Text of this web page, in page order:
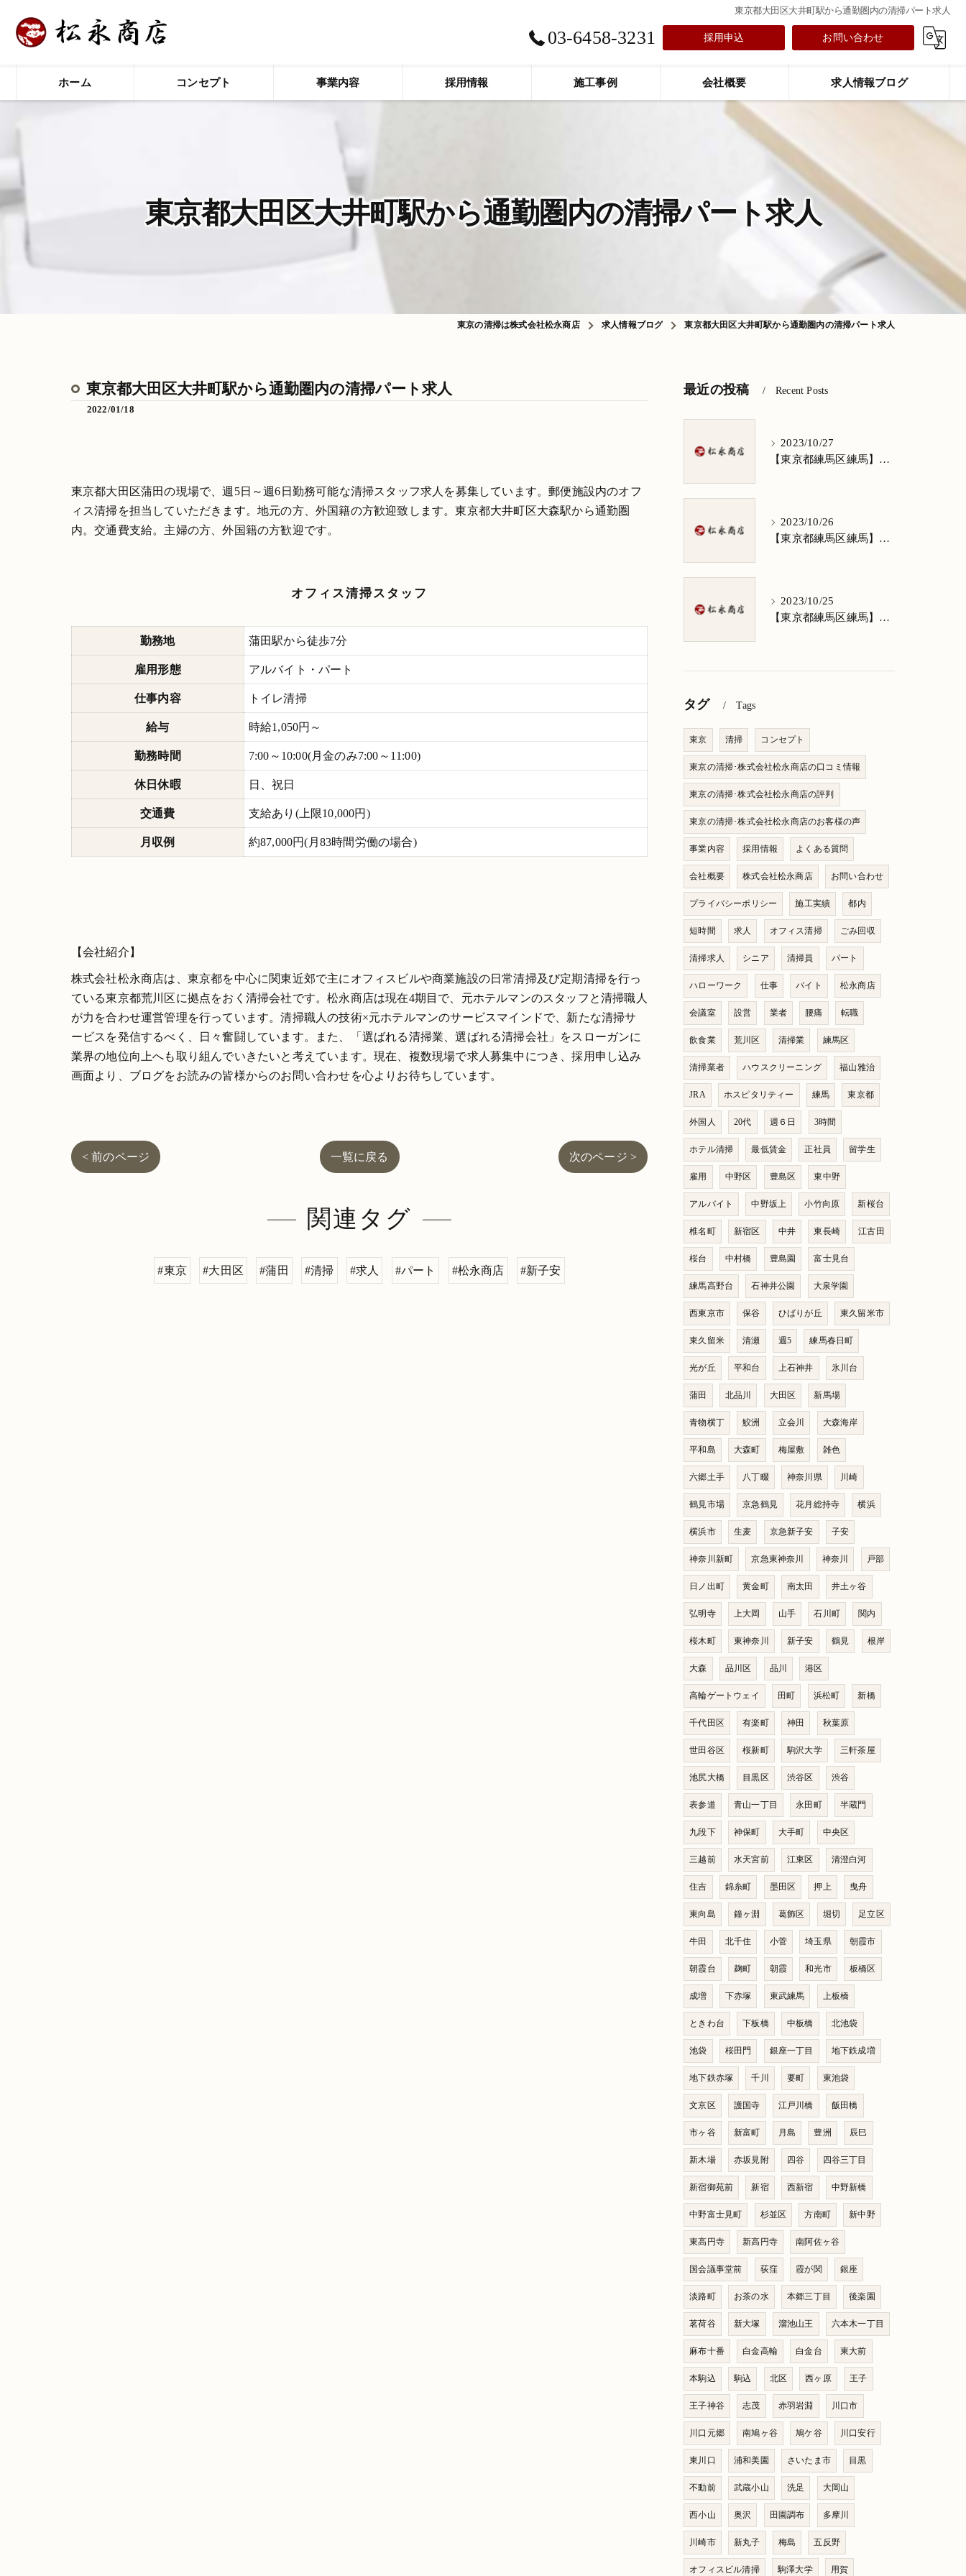
東京都大田区大井町駅から通勤圏内の清掃パート求人
03-6458-3231 採用申込 お問い合わせ
ホーム コンセプト 事業内容 採用情報 施工事例 会社概要 求人情報ブログ
東京都大田区大井町駅から通勤圏内の清掃パート求人
東京の清掃は株式会社松永商店 求人情報ブログ 東京都大田区大井町駅から通勤圏内の清掃パート求人
東京都大田区大井町駅から通勤圏内の清掃パート求人
2022/01/18
東京都大田区蒲田の現場で、週5日～週6日勤務可能な清掃スタッフ求人を募集しています。郵便施設内のオフ
ィス清掃を担当していただきます。地元の方、外国籍の方歓迎致します。東京都大井町区大森駅から通勤圏
内。交通費支給。主婦の方、外国籍の方歓迎です。
オフィス清掃スタッフ
勤務地 蒲田駅から徒歩7分
雇用形態 アルバイト・パート
仕事内容 トイレ清掃
給与 時給1,050円～
勤務時間 7:00～10:00(月金のみ7:00～11:00)
休日休暇 日、祝日
交通費 支給あり(上限10,000円)
月収例 約87,000円(月83時間労働の場合)
【会社紹介】
株式会社松永商店は、東京都を中心に関東近郊で主にオフィスビルや商業施設の日常清掃及び定期清掃を行っ
ている東京都荒川区に拠点をおく清掃会社です。松永商店は現在4期目で、元ホテルマンのスタッフと清掃職人
が力を合わせ運営管理を行っています。清掃職人の技術×元ホテルマンのサービスマインドで、新たな清掃サ
ービスを発信するべく、日々奮闘しています。また、「選ばれる清掃業、選ばれる清掃会社」をスローガンに
業界の地位向上へも取り組んでいきたいと考えています。現在、複数現場で求人募集中につき、採用申し込み
画面より、ブログをお読みの皆様からのお問い合わせを心よりお待ちしています。
< 前のページ 一覧に戻る 次のページ >
関連タグ
#東京 #大田区 #蒲田 #清掃 #求人 #パート #松永商店 #新子安
最近の投稿 Recent Posts
2023/10/27
【東京都練馬区練馬】清掃求人★1日3h/週5日/祝日お休み★谷原在住の方歓迎
2023/10/26
【東京都練馬区練馬】清掃求人★1日3h/週5日/祝日お休み★南田中在住の方歓迎
2023/10/25
【東京都練馬区練馬】清掃求人★1日3h/週5日/祝日お休み★南大泉在住の方歓迎
タグ Tags
東京 清掃 コンセプト
東京の清掃･株式会社松永商店の口コミ情報
東京の清掃･株式会社松永商店の評判
東京の清掃･株式会社松永商店のお客様の声
事業内容 採用情報 よくある質問
会社概要 株式会社松永商店 お問い合わせ
プライバシーポリシー 施工実績 都内
短時間 求人 オフィス清掃 ごみ回収
清掃求人 シニア 清掃員 パート
ハローワーク 仕事 バイト 松永商店
会議室 設営 業者 腰痛 転職
飲食業 荒川区 清掃業 練馬区
清掃業者 ハウスクリーニング 福山雅治
JRA ホスピタリティー 練馬 東京都
外国人 20代 週６日 3時間
ホテル清掃 最低賃金 正社員 留学生
雇用 中野区 豊島区 東中野
アルバイト 中野坂上 小竹向原 新桜台
椎名町 新宿区 中井 東長崎 江古田
桜台 中村橋 豊島園 富士見台
練馬高野台 石神井公園 大泉学園
西東京市 保谷 ひばりが丘 東久留米市
東久留米 清瀬 週5 練馬春日町
光が丘 平和台 上石神井 氷川台
蒲田 北品川 大田区 新馬場
青物横丁 鮫洲 立会川 大森海岸
平和島 大森町 梅屋敷 雑色
六郷土手 八丁畷 神奈川県 川崎
鶴見市場 京急鶴見 花月総持寺 横浜
横浜市 生麦 京急新子安 子安
神奈川新町 京急東神奈川 神奈川 戸部
日ノ出町 黄金町 南太田 井土ヶ谷
弘明寺 上大岡 山手 石川町 関内
桜木町 東神奈川 新子安 鶴見 根岸
大森 品川区 品川 港区
高輪ゲートウェイ 田町 浜松町 新橋
千代田区 有楽町 神田 秋葉原
世田谷区 桜新町 駒沢大学 三軒茶屋
池尻大橋 目黒区 渋谷区 渋谷
表参道 青山一丁目 永田町 半蔵門
九段下 神保町 大手町 中央区
三越前 水天宮前 江東区 清澄白河
住吉 錦糸町 墨田区 押上 曳舟
東向島 鐘ヶ淵 葛飾区 堀切 足立区
牛田 北千住 小菅 埼玉県 朝霞市
朝霞台 麹町 朝霞 和光市 板橋区
成増 下赤塚 東武練馬 上板橋
ときわ台 下板橋 中板橋 北池袋
池袋 桜田門 銀座一丁目 地下鉄成増
地下鉄赤塚 千川 要町 東池袋
文京区 護国寺 江戸川橋 飯田橋
市ヶ谷 新富町 月島 豊洲 辰巳
新木場 赤坂見附 四谷 四谷三丁目
新宿御苑前 新宿 西新宿 中野新橋
中野富士見町 杉並区 方南町 新中野
東高円寺 新高円寺 南阿佐ヶ谷
国会議事堂前 荻窪 霞が関 銀座
淡路町 お茶の水 本郷三丁目 後楽園
茗荷谷 新大塚 溜池山王 六本木一丁目
麻布十番 白金高輪 白金台 東大前
本駒込 駒込 北区 西ヶ原 王子
王子神谷 志茂 赤羽岩淵 川口市
川口元郷 南鳩ヶ谷 鳩ケ谷 川口安行
東川口 浦和美園 さいたま市 目黒
不動前 武蔵小山 洗足 大岡山
西小山 奥沢 田園調布 多摩川
川崎市 新丸子 梅島 五反野
オフィスビル清掃 駒澤大学 用賀